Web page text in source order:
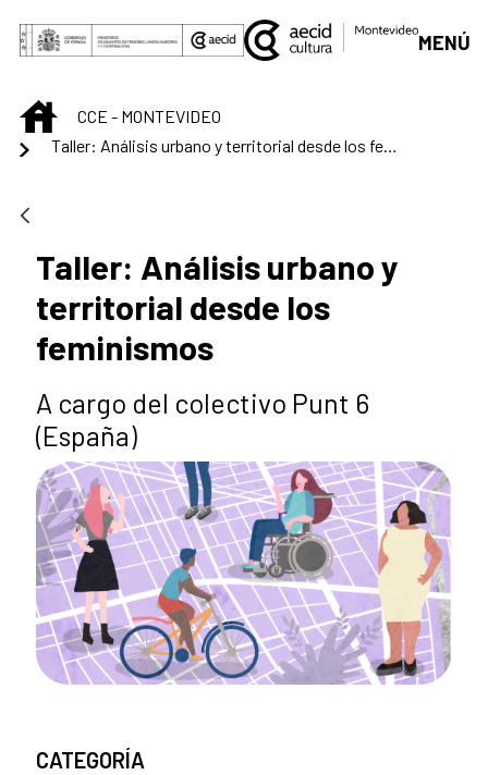
Skip to Main Content
MENÚ
INICIOCCE - MONTEVIDEO
Taller: Análisis urbano y territorial desde los feminismos
Taller: Análisis urbano y
territorial desde los
feminismos
A cargo del colectivo Punt 6
(España)
CATEGORÍA